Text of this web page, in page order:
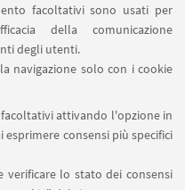
facoltativi sono usati per
della comunicazione
degli utenti.
navigazione solo con i cookie
attivando l'opzione in
consensi più specifici
verificare lo stato dei consensi
SU:
SU: